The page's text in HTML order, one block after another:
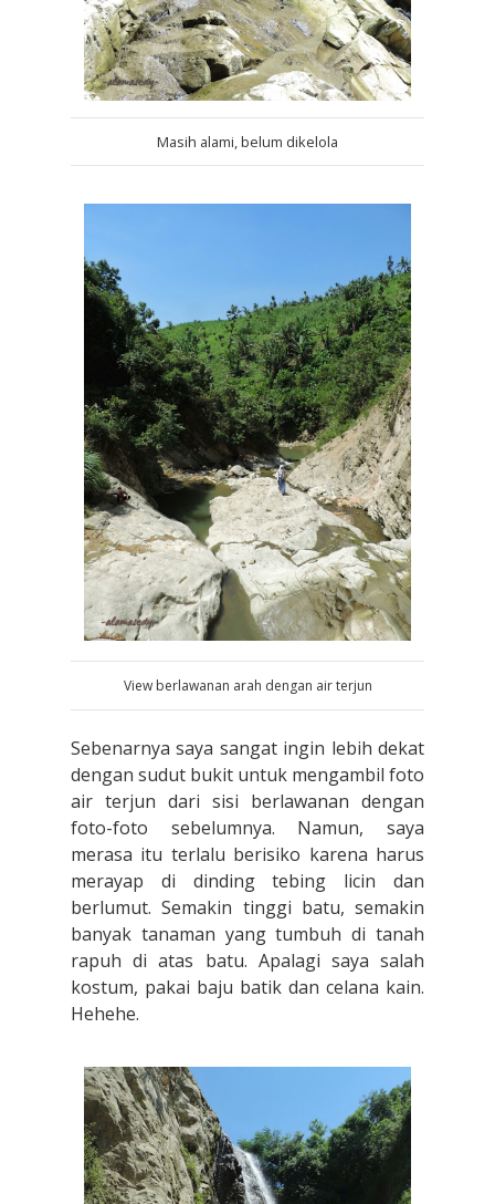
Masih alami, belum dikelola
View berlawanan arah dengan air terjun
Sebenarnya saya sangat ingin lebih dekat
dengan sudut bukit untuk mengambil foto
air terjun dari sisi berlawanan dengan
foto-foto sebelumnya. Namun, saya
merasa itu terlalu berisiko karena harus
merayap di dinding tebing licin dan
berlumut. Semakin tinggi batu, semakin
banyak tanaman yang tumbuh di tanah
rapuh di atas batu. Apalagi saya salah
kostum, pakai baju batik dan celana kain.
Hehehe.